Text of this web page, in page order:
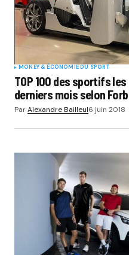
MONEY & ÉCONOMIE DU SPORT
TOP 100 des sportifs
derniers mois selon
ParAlexandre Bailleul6 juin 2018